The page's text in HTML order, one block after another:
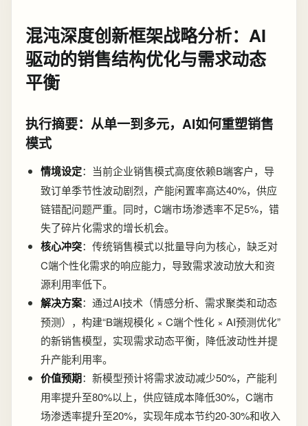
混沌深度创新框架战略分析：AI
驱动的销售结构优化与需求动态
平衡
执行摘要：从单一到多元，AI如何重塑销售
模式
情境设定：当前企业销售模式高度依赖B端客户，导
致订单季节性波动剧烈，产能闲置率高达40%，供应
链错配问题严重。同时，C端市场渗透率不足5%，错
失了碎片化需求的增长机会。
核心冲突：传统销售模式以批量导向为核心，缺乏对
C端个性化需求的响应能力，导致需求波动放大和资
源利用率低下。
解决方案：通过AI技术（情感分析、需求聚类和动态
预测），构建“B端规模化 × C端个性化 × AI预测优化”
的新销售模型，实现需求动态平衡，降低波动性并提
升产能利用率。
价值预期：新模型预计将需求波动减少50%，产能利
用率提升至80%以上，供应链成本降低30%，C端市
场渗透率提升至20%，实现年成本节约20-30%和收入